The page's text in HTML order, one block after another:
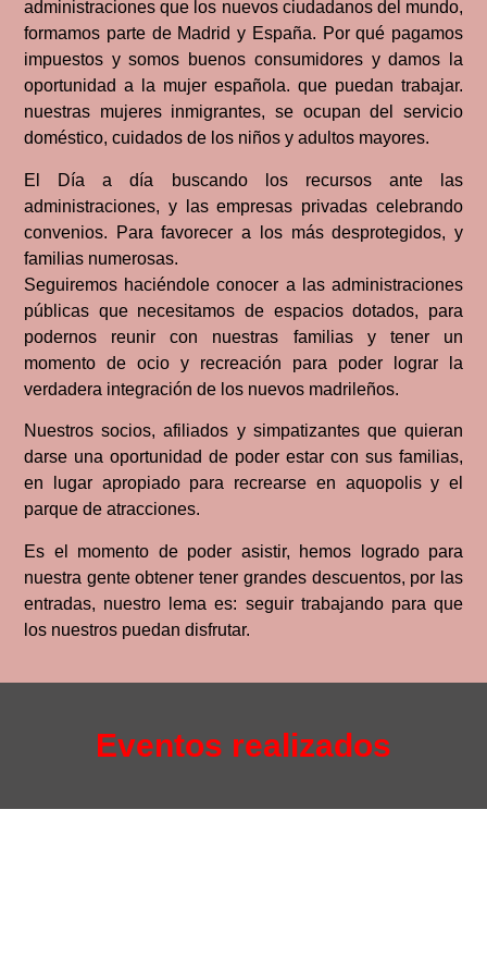
administraciones que los nuevos ciudadanos del mundo,
formamos parte de Madrid y España. Por qué pagamos
impuestos y somos buenos consumidores y damos la
oportunidad a la mujer española. que puedan trabajar.
nuestras mujeres inmigrantes, se ocupan del servicio
doméstico, cuidados de los niños y adultos mayores.
El Día a día buscando los recursos ante las
administraciones, y las empresas privadas celebrando
convenios. Para favorecer a los más desprotegidos, y
familias numerosas.
Seguiremos haciéndole conocer a las administraciones
públicas que necesitamos de espacios dotados, para
podernos reunir con nuestras familias y tener un
momento de ocio y recreación para poder lograr la
verdadera integración de los nuevos madrileños.
Nuestros socios, afiliados y simpatizantes que quieran
darse una oportunidad de poder estar con sus familias,
en lugar apropiado para recrearse en aquopolis y el
parque de atracciones.
Es el momento de poder asistir, hemos logrado para
nuestra gente obtener tener grandes descuentos, por las
entradas, nuestro lema es: seguir trabajando para que
los nuestros puedan disfrutar.
Eventos realizados